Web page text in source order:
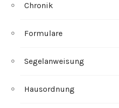
Chronik
Formulare
Segelanweisung
Hausordnung